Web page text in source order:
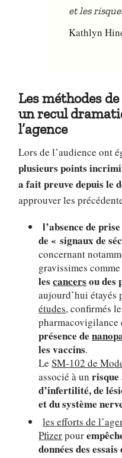
et les
Kathlyn
Les méthodes
un recul
l’agence
Lors de l’audience ont
plusieurs points
a fait preuve depuis le
approuver les
l’absence de
de « signaux de
concernant
gravissimes
lescancers ou des
aujourd’hui étayés
études, confirmés
présence de
les vaccins.
LeSM-102 de
associé à unrisque
d’infertilité, de
et du système
les efforts de
Pfizerpour
données des